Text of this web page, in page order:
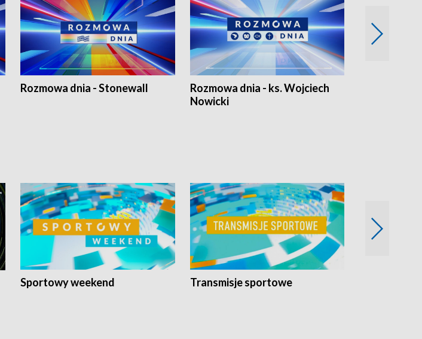
Rozmowa dnia - Stonewall
Rozmowa dnia - ks. Wojciech
Nowicki
Sportowy weekend Transmisje sportowe